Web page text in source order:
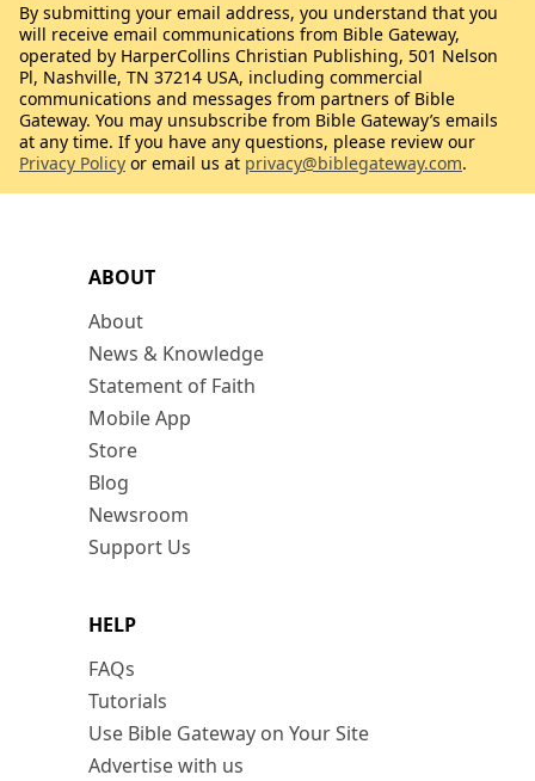
ABOUT
About
News & Knowledge
Statement of Faith
Mobile App
Store
Blog
Newsroom
Support Us
HELP
FAQs
Tutorials
Use Bible Gateway on Your Site
Advertise with us
By submitting your email address, you understand that you
will receive email communications from Bible Gateway,
operated by HarperCollins Christian Publishing, 501 Nelson
Pl, Nashville, TN 37214 USA, including commercial
communications and messages from partners of Bible
Gateway. You may unsubscribe from Bible Gateway’s emails
at any time. If you have any questions, please review our
Privacy Policy or email us at privacy@biblegateway.com.